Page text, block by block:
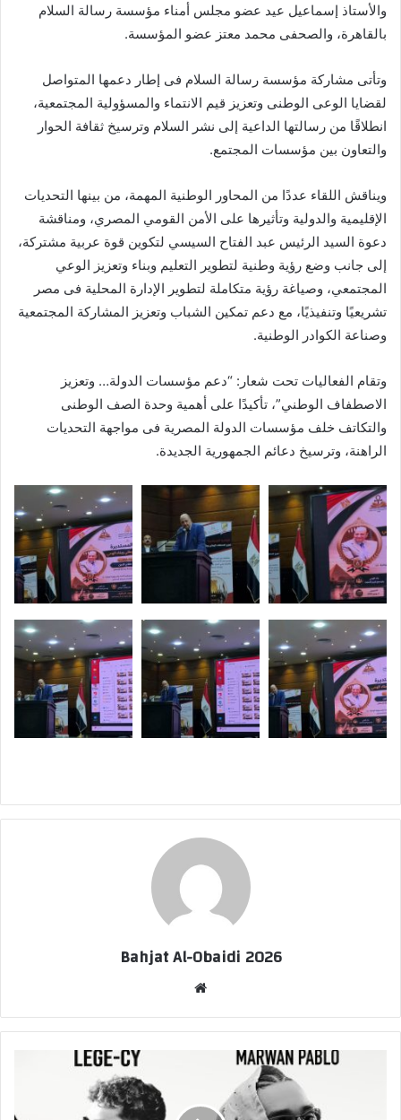
والأستاذ إسماعيل عيد عضو مجلس أمناء مؤسسة رسالة السلام
بالقاهرة، والصحفى محمد معتز عضو المؤسسة.
وتأتى مشاركة مؤسسة رسالة السلام فى إطار دعمها المتواصل
لقضايا الوعى الوطنى وتعزيز قيم الانتماء والمسؤولية المجتمعية،
انطلاقًا من رسالتها الداعية إلى نشر السلام وترسيخ ثقافة الحوار
والتعاون بين مؤسسات المجتمع.
ويناقش اللقاء عددًا من المحاور الوطنية المهمة، من بينها التحديات
الإقليمية والدولية وتأثيرها على الأمن القومي المصري، ومناقشة
دعوة السيد الرئيس عبد الفتاح السيسي لتكوين قوة عربية مشتركة،
إلى جانب وضع رؤية وطنية لتطوير التعليم وبناء وتعزيز الوعي
المجتمعي، وصياغة رؤية متكاملة لتطوير الإدارة المحلية فى مصر
تشريعيًا وتنفيذيًا، مع دعم تمكين الشباب وتعزيز المشاركة المجتمعية
وصناعة الكوادر الوطنية.
وتقام الفعاليات تحت شعار: “دعم مؤسسات الدولة… وتعزيز
الاصطفاف الوطني”، تأكيدًا على أهمية وحدة الصف الوطنى
والتكاتف خلف مؤسسات الدولة المصرية فى مواجهة التحديات
الراهنة، وترسيخ دعائم الجمهورية الجديدة.
Bahjat Al-Obaidi 2026